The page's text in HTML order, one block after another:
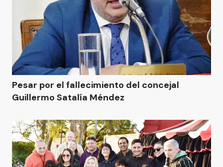
Pesar por el fallecimiento del concejal
Guillermo Satalía Méndez